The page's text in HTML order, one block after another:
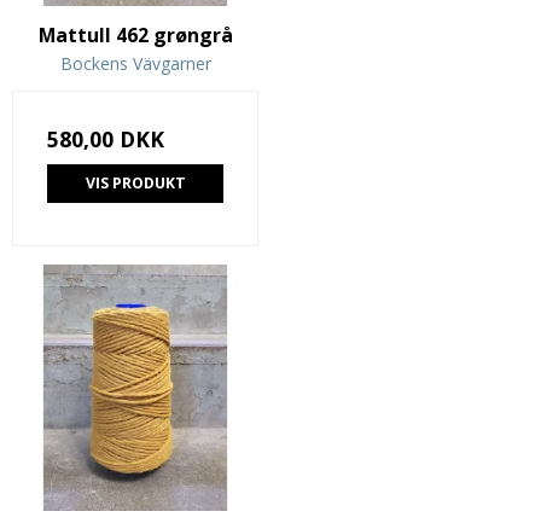
Mattull 462 grøngrå
Bockens Vävgarner
580,00 DKK
VIS PRODUKT